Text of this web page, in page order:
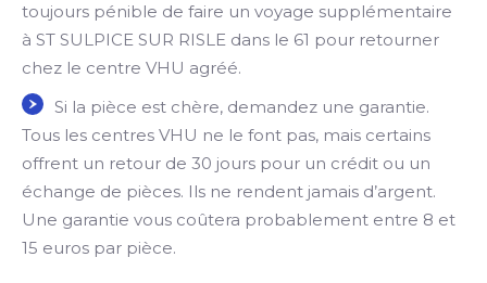
toujours pénible de faire un voyage supplémentaire
à ST SULPICE SUR RISLE dans le 61 pour retourner
chez le centre VHU agréé.
Si la pièce est chère, demandez une garantie.
Tous les centres VHU ne le font pas, mais certains
offrent un retour de 30 jours pour un crédit ou un
échange de pièces. Ils ne rendent jamais d’argent.
Une garantie vous coûtera probablement entre 8 et
15 euros par pièce.